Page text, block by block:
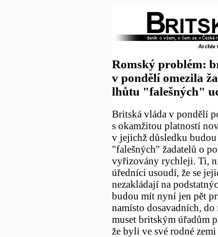
Romský problém:
v pondělí omezila
lhůtu "falešných"
Britská vláda v pondělí
s okamžitou platností
v jejichž důsledku
"falešných" žadatelů o
vyřizovány rychleji. Ti,
úředníci usoudí, že se
nezakládají na
budou mít nyní jen pět
namísto dosavadních,
muset britským úřadům
že byli ve své rodné